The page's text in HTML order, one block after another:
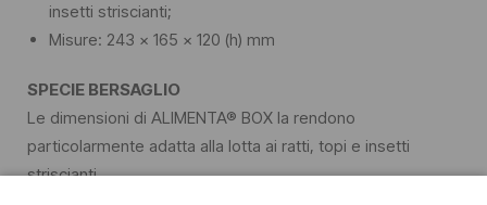
insetti striscianti;
Misure: 243 x 165 x 120 (h) mm
SPECIE BERSAGLIO
Le dimensioni di ALIMENTA® BOX la rendono
particolarmente adatta alla lotta ai ratti, topi e insetti
striscianti.